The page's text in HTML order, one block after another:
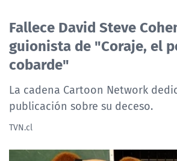
Fallece David Steve
guionista de "Coraje, el
cobarde"
La cadena Cartoon Network
publicación sobre su deceso.
TVN.cl